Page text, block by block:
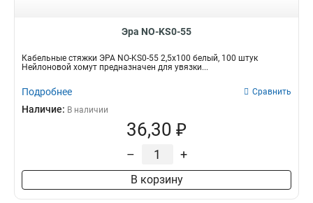
Эра NO-KS0-55
Кабельные стяжки ЭРА NO-KS0-55 2,5х100 белый, 100 штук
Нейлоновой хомут предназначен для увязки...
Подробнее Сравнить
Наличие: В наличии
36,30 ₽
– +
В корзину